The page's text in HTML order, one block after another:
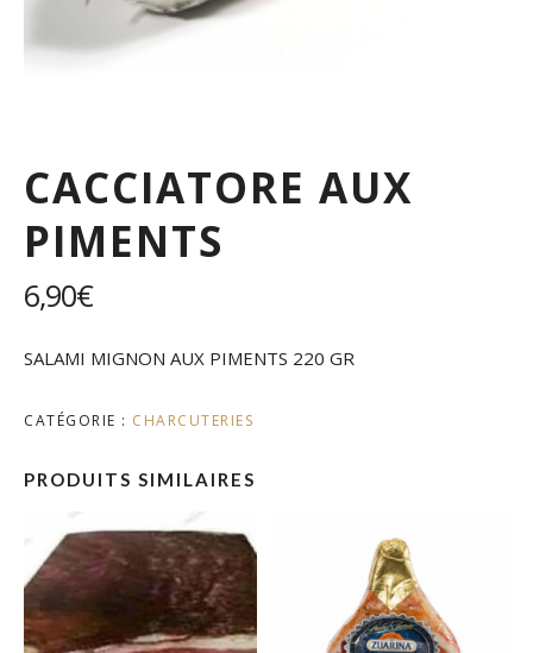
CACCIATORE AUX
PIMENTS
6,90€
SALAMI MIGNON AUX PIMENTS 220 GR
CATÉGORIE : CHARCUTERIES
PRODUITS SIMILAIRES